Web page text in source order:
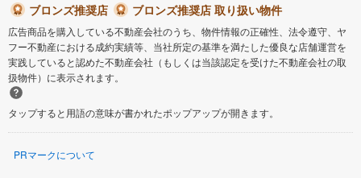
ブロンズ推奨店
ブロンズ推奨店 取り扱い物件
広告商品を購入している不動産会社のうち、物件情報の正確性、法令遵守、ヤ
フー不動産における成約実績等、当社所定の基準を満たした優良な店舗運営を
実践していると認めた不動産会社（もしくは当該認定を受けた不動産会社の取
扱物件）に表示されます。
タップすると用語の意味が書かれたポップアップが開きます。
PRマークについて